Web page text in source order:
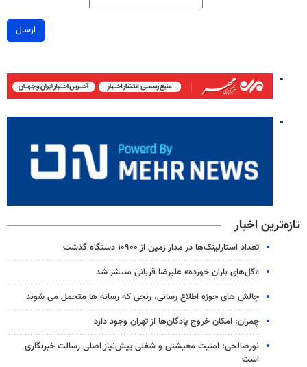
ارسال
تازه‌ترین اخبار
تعداد استارلینک‌ها در مدار زمین از ۱۰۹۰۰ دستگاه گذشت
«گل‌های باران خورده» علیرضا قربانی منتشر شد
چالش های حوزه اطلاع رسانی، رنجی که رسانه ها متحمل می شوند
چمران: امکان خروج پادگان‌ها از تهران وجود دارد
نورصالحی: امنیت معیشتی و شغلی پیش‌نیاز اصلی رسالت خبرنگاری
است